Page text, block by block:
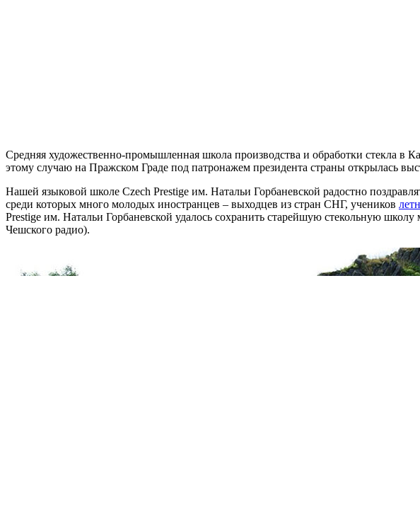
Средняя художественно-промышленная школа производства и обработки стекла
этому случаю на Пражском Граде под патронажем президента страны открылась
Нашей языковой школе Czech Prestige им. Натальи Горбаневской радостно
среди которых много молодых иностранцев – выходцев из стран СНГ, учеников
Prestige им. Натальи Горбаневской удалось сохранить старейшую стекольную
Чешского радио).